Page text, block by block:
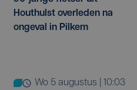
Houthulst overleden na
ongeval in Pilkem
wo 5 augustus | 10:03